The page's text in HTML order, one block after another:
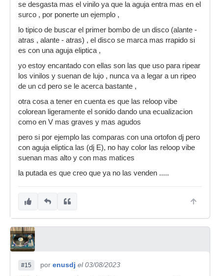
se desgasta mas el vinilo ya que la aguja entra mas en el
surco , por ponerte un ejemplo ,
lo tipico de buscar el primer bombo de un disco (alante -
atras , alante - atras) , el disco se marca mas rrapido si
es con una aguja eliptica ,
yo estoy encantado con ellas son las que uso para ripear
los vinilos y suenan de lujo , nunca va a legar a un ripeo
de un cd pero se le acerca bastante ,
otra cosa a tener en cuenta es que las reloop vibe
colorean ligeramente el sonido dando una ecualizacion
como en V mas graves y mas agudos
pero si por ejemplo las comparas con una ortofon dj pero
con aguja eliptica las (dj E), no hay color las reloop vibe
suenan mas alto y con mas matices
la putada es que creo que ya no las venden .....
#15 por enusdj el 03/08/2023